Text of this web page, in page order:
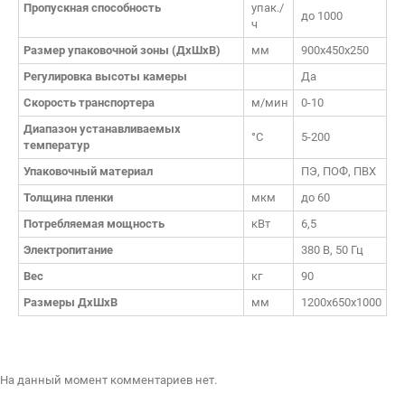
Я согласен на обработку персональных данных
Отменить
Пропускная способность
упак./
ч
до 1000
Размер упаковочной зоны (ДхШхВ) мм
900х450х250
Регулировка высоты камеры
Да
Скорость транспортера
м/мин
0-10
Диапазон устанавливаемых
температур
°С 5-200
Упаковочный материал
ПЭ, ПОФ, ПВХ
Толщина пленки
мкм
до 60
Потребляемая мощность
кВт
6,5
Электропитание
380 В, 50 Гц
Вес
кг
90
Размеры ДхШхВ
мм 1200х650х1000
На данный момент комментариев нет.